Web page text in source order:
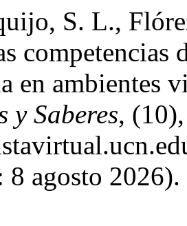
S. L.,
competencias
en ambientes
y Saberes,
agosto 2026).